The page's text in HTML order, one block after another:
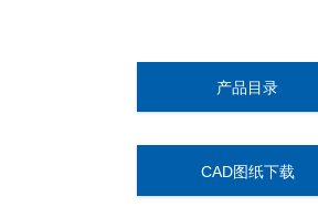
产品目录
CAD图纸下载